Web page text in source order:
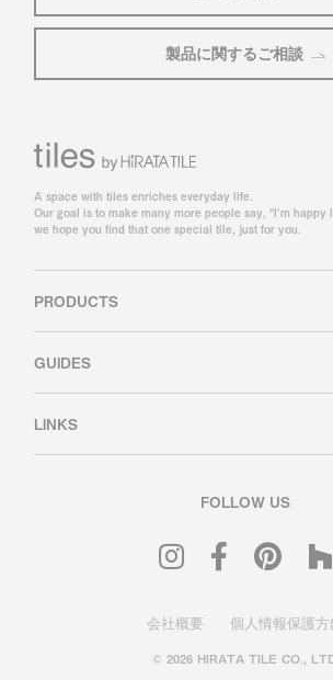
製品に関するご相談
A space with tiles enriches everyday life.
Our goal is to make many more people say, “I’m happy
we hope you find that one special tile, just for you.
PRODUCTS
GUIDES
LINKS
FOLLOW US
会社概要 個人情報保護方
© 2026 HIRATA TILE CO.,